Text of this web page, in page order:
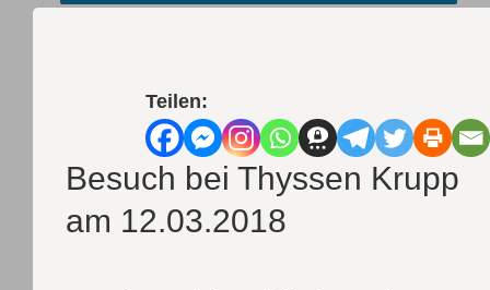
Teilen:
Besuch bei Thyssen Krupp
am 12.03.2018